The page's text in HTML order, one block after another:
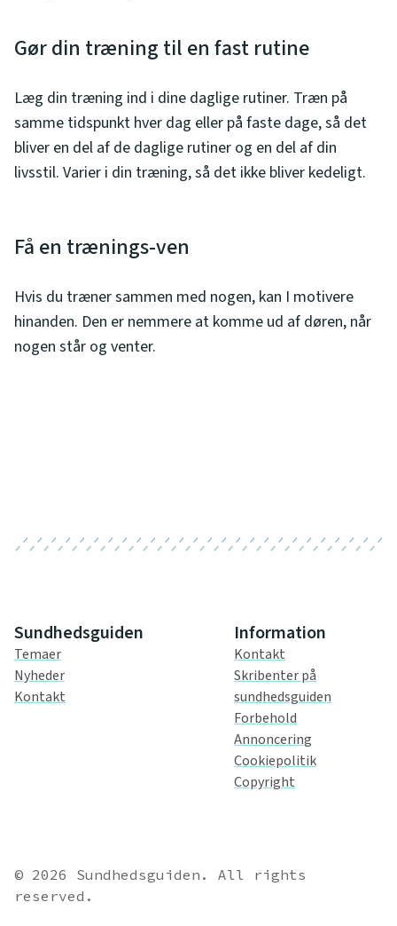
Gør din træning til en fast rutine
Læg din træning ind i dine daglige rutiner. Træn på
samme tidspunkt hver dag eller på faste dage, så det
bliver en del af de daglige rutiner og en del af din
livsstil. Varier i din træning, så det ikke bliver kedeligt.
Få en trænings-ven
Hvis du træner sammen med nogen, kan I motivere
hinanden. Den er nemmere at komme ud af døren, når
nogen står og venter.
Sundhedsguiden
Temaer
Nyheder
Kontakt
Information
Kontakt
Skribenter på
sundhedsguiden
Forbehold
Annoncering
Cookiepolitik
Copyright
© 2026 Sundhedsguiden. All rights
reserved.